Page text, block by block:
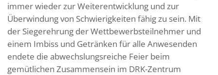
immer wieder zur Weiterentwicklung und zur
Überwindung von Schwierigkeiten fähig zu sein. Mit
der Siegerehrung der Wettbewerbsteilnehmer und
einem Imbiss und Getränken für alle Anwesenden
endete die abwechslungsreiche Feier beim
gemütlichen Zusammensein im DRK-Zentrum